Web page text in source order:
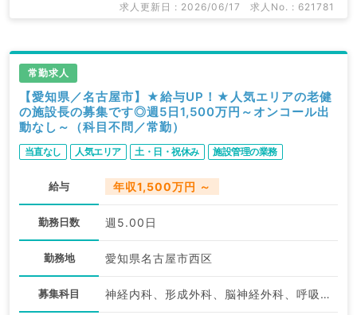
求人更新日 : 2026/06/17 求人No. : 621781
常勤求人
【愛知県／名古屋市】★給与UP！★人気エリアの老健
の施設長の募集です◎週5日1,500万円～オンコール出
動なし～（科目不問／常勤）
当直なし 人気エリア 土・日・祝休み 施設管理の業務
給与 年収1,500万円 ～
勤務日数 週5.00日
勤務地 愛知県名古屋市西区
募集科目 神経内科、形成外科、脳神経外科、呼吸器外科、心臓血管外科、泌尿器科、一般内科、循環器内科、呼吸器内科、消化器内科、内分泌・代謝内科、腎臓内科、老年内科、血液内科、外科系全般、一般外科、消化器外科、乳腺外科、膠原病科